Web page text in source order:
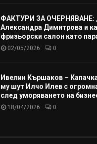
ФАКТУРИ ЗА ОЧЕРНЯВАНЕ:
Александра Димитрова и
фризьорски салон като
02/05/2026 0
Ивелин Кършаков –
му шут Илчо Илев с
след уморяването на
18/04/2026 0